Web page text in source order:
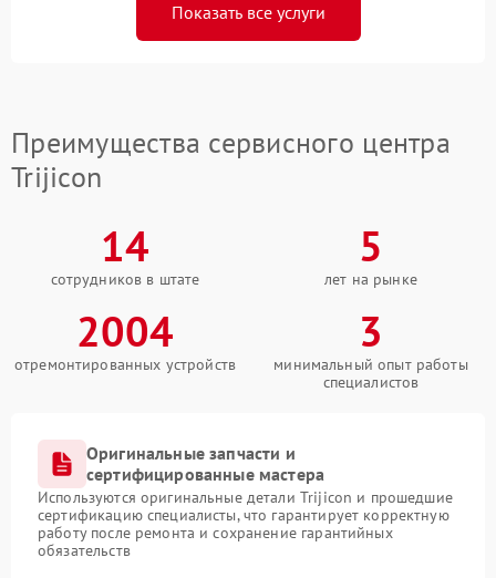
Показать все услуги
Преимущества сервисного центра
Trijicon
14
сотрудников в штате
5
лет на рынке
2004
отремонтированных устройств
3
минимальный опыт работы
специалистов
Оригинальные запчасти и
сертифицированные мастера
Используются оригинальные детали Trijicon и прошедшие
сертификацию специалисты, что гарантирует корректную
работу после ремонта и сохранение гарантийных
обязательств